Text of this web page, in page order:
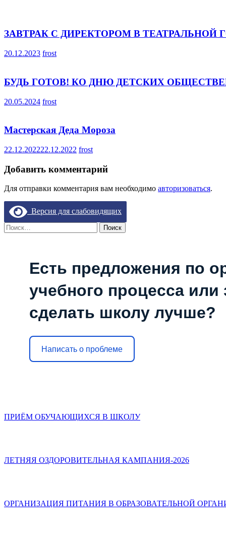
ЗАВТРАК С ДИРЕКТОРОМ В ТЕАТРАЛЬНОЙ
20.12.2023 frost
БУДЬ ГОТОВ! КО ДНЮ ДЕТСКИХ
20.05.2024 frost
Мастерская Деда Мороза
22.12.202222.12.2022 frost
Добавить комментарий
Для отправки комментария вам необходимо авторизоваться.
Версия для слабовидящих
Найти:
Есть предложения по
учебного процесса или
сделать школу лучше?
Написать о проблеме
ПРИЁМ ОБУЧАЮЩИХСЯ В ШКОЛУ
ЛЕТНЯЯ ОЗДОРОВИТЕЛЬНАЯ КАМПАНИЯ-2026
ОРГАНИЗАЦИЯ ПИТАНИЯ В ОБРАЗОВАТЕЛЬНОЙ